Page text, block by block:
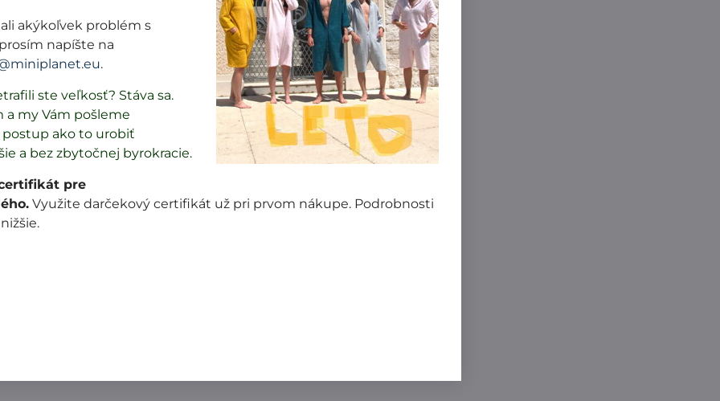
nasledovne:
akýkoľvek problém s
napíšte na
.
ste veľkosť? Stáva sa.
a my Vám pošleme
ako to urobiť
a bez zbytočnej byrokracie.
pre
Využite darčekový certifikát už pri prvom nákupe. Podrobnosti